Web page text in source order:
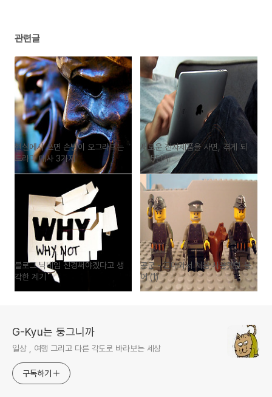
관련글
현실에서 쓰면 손발이 오그라드는
드라마 대사 3가지
새로운 전자제품을 사면, 겪게 되
는 5단계
블로그 닉네임 신경써야겠다고 생
각한 계기
공군 - 군대와서 처음 사용했던 용
어 (1)
G-Kyu는 둥그니까
일상 , 여행 그리고 다른 각도로 바라보는 세상
구독하기